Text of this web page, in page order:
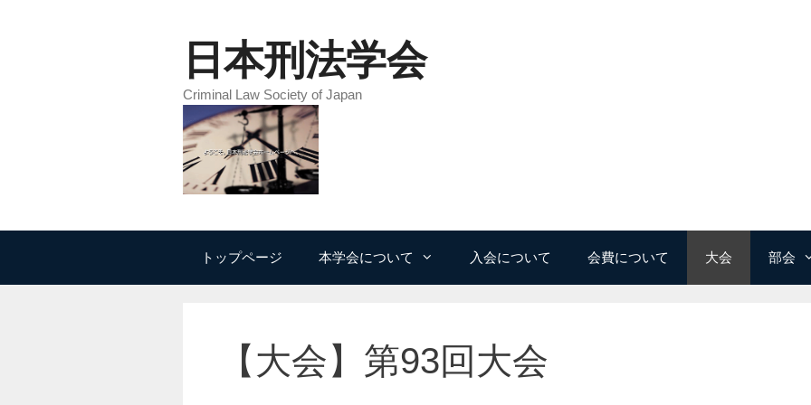
日本刑法学会
Criminal Law Society of Japan
トップページ 本学会について 入会について 会費について 大会 部会
【大会】第93回大会